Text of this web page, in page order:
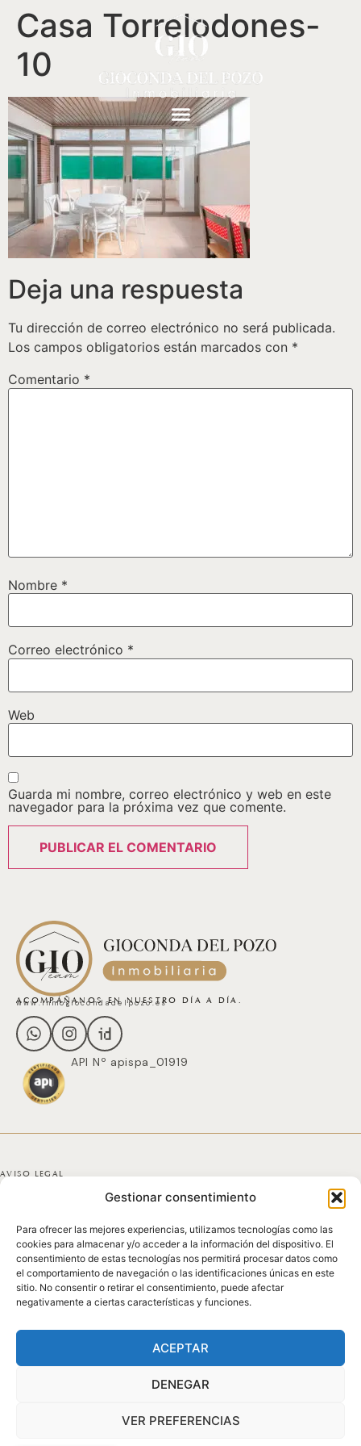
Gestionar consentimiento
Para ofrecer las mejores experiencias, utilizamos tecnologías como las
cookies para almacenar y/o acceder a la información del dispositivo. El
consentimiento de estas tecnologías nos permitirá procesar datos como
el comportamiento de navegación o las identificaciones únicas en este
sitio. No consentir o retirar el consentimiento, puede afectar
negativamente a ciertas características y funciones.
ACEPTAR
DENEGAR
VER PREFERENCIAS
Casa Torrelodones-
10
Deja una respuesta
Tu dirección de correo electrónico no será publicada.
Los campos obligatorios están marcados con *
Comentario *
Nombre *
Correo electrónico *
Web
Guarda mi nombre, correo electrónico y web en este
navegador para la próxima vez que comente.
ACOMPÁÑANOS EN NUESTRO DÍA A DÍA.
www.inmogiocondadelpozo.es
API Nº apispa_01919
AVISO LEGAL
POLÍTICA DE COOKIES
DECLARACIÓN DE ACCESIBILIDAD
MAPA DEL SITIO
© 2025 GICONDA DEL POZO